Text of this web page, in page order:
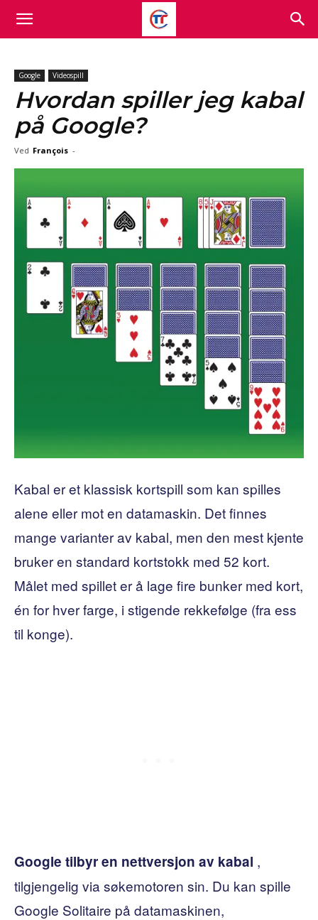
Google Videospill
Hvordan spiller jeg kabal
på Google?
Ved François -
Kabal er et klassisk kortspill som kan spilles
alene eller mot en datamaskin. Det finnes
mange varianter av kabal, men den mest kjente
bruker en standard kortstokk med 52 kort.
Målet med spillet er å lage fire bunker med kort,
én for hver farge, i stigende rekkefølge (fra ess
til konge).
Google tilbyr en nettversjon av kabal ,
tilgjengelig via søkemotoren sin. Du kan spille
Google Solitaire på datamaskinen,